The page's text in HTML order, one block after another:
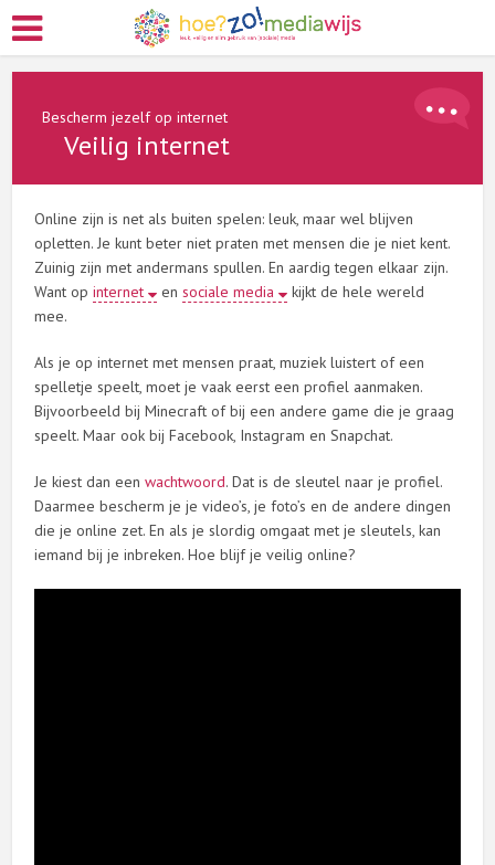
Bescherm jezelf op internet
Veilig internet
Online zijn is net als buiten spelen: leuk, maar wel blijven
opletten. Je kunt beter niet praten met mensen die je niet kent.
Zuinig zijn met andermans spullen. En aardig tegen elkaar zijn.
Want opinternet ensociale media
kijkt de hele wereld
mee.
Als je op internet met mensen praat, muziek luistert of een
spelletje speelt, moet je vaak eerst een profiel aanmaken.
Bijvoorbeeld bij Minecraft of bij een andere game die je graag
speelt. Maar ook bij Facebook, Instagram en Snapchat.
Je kiest dan eenwachtwoord. Dat is de sleutel naar je profiel.
Daarmee bescherm je je video’s, je foto’s en de andere dingen
die je online zet. En als je slordig omgaat met je sleutels, kan
iemand bij je inbreken. Hoe blijf je veilig online?